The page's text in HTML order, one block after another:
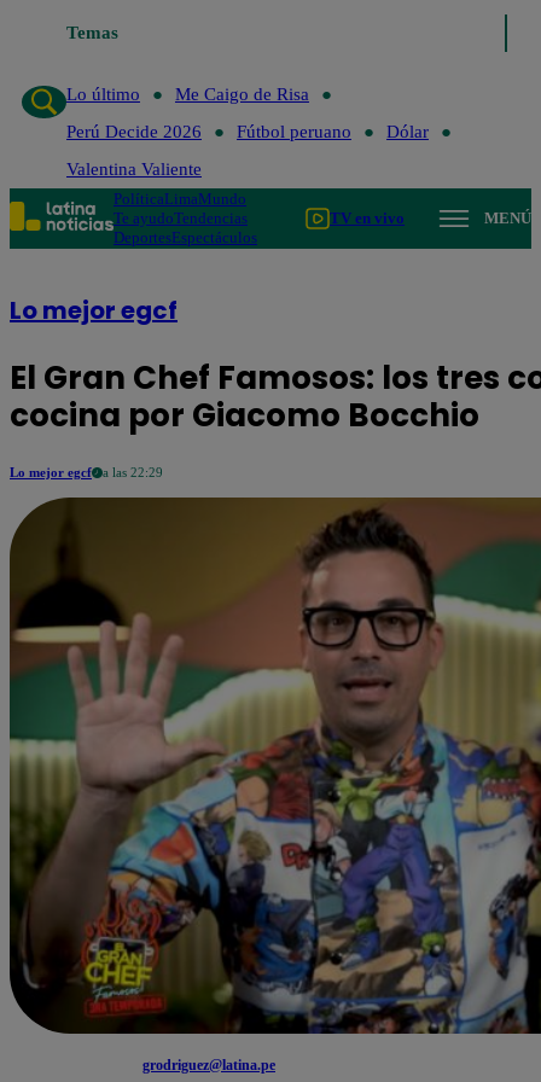
TemasLo último
Lo último
Me Caigo de Risa
Perú Decide 2026
Fútbol peruano
Dólar
Valentina Valiente
PolíticaLimaMundo
Te ayudoTendencias
DeportesEspectáculos
TV en vivo MENÚ
Lo mejor egcf
El Gran Chef Famosos: los tres
cocina por Giacomo Bocchio
Lo mejor egcf a las 22:29
grodriguez@latina.pe